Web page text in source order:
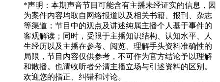
*声明：本期声音节目可能含有主播未经证实的信息，因
为案件内容均取自网络报道以及相关书籍、报刊、杂志
等渠道；节目中的观点及讲述纯属主播个人基于事件的
客观解读；同时，受限于主播知识结构、认知水平、人
生经历以及主播在参考、阅览、理解手头资料准确性的
局限，节目内容仅供参考，不可作为官方结论予以理解
和散播。也请收听者分清主播立场与引述资料的区别。
欢迎您的指正、纠错和讨论。